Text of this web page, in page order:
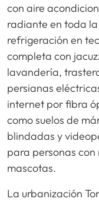
con aire
radiante en toda
refrigeración en
completa con
lavandería,
persianas
internet por fibra
como suelos de
blindadas y
para personas
mascotas.
La urbanización